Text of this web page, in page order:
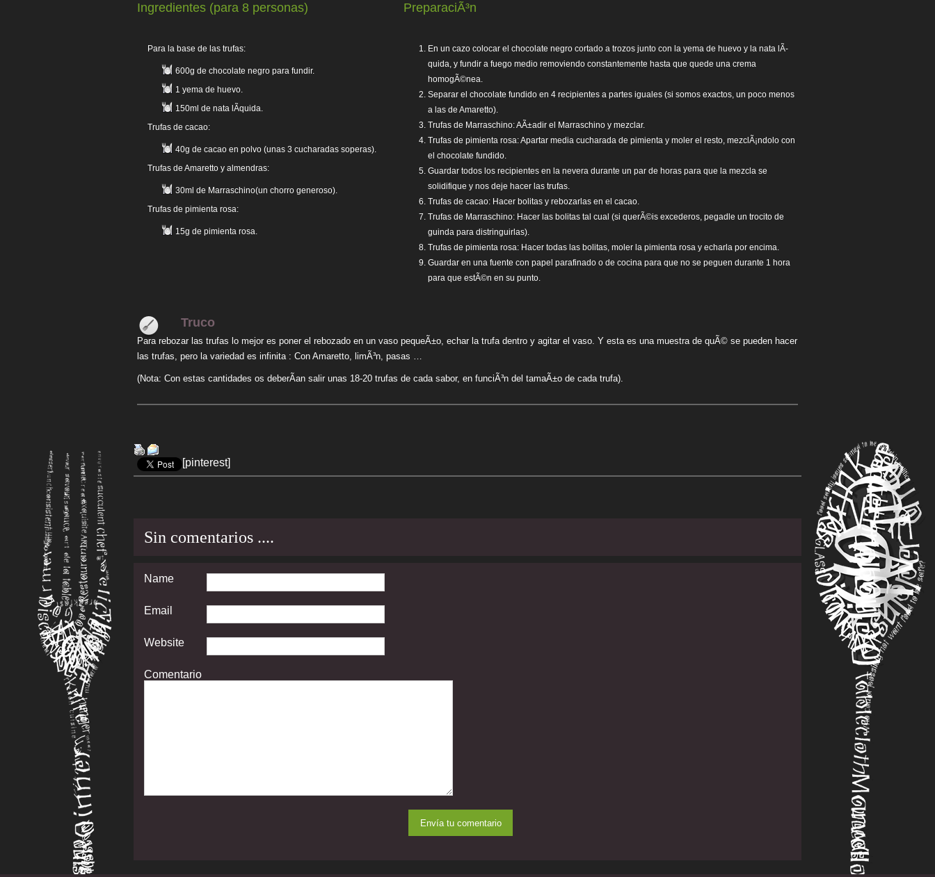
Ingredientes (para 8 personas) PreparaciÃ³n
Para la base de las trufas:
600g de chocolate negro para fundir.
1 yema de huevo.
150ml de nata lÃ­quida.
Trufas de cacao:
40g de cacao en polvo (unas 3 cucharadas soperas).
Trufas de Amaretto y almendras:
30ml de Marraschino(un chorro generoso).
Trufas de pimienta rosa:
15g de pimienta rosa.
En un cazo colocar el chocolate negro cortado a trozos junto con la yema de huevo y la nata lÃ­
quida, y fundir a fuego medio removiendo constantemente hasta que quede una crema
homogÃ©nea.
Separar el chocolate fundido en 4 recipientes a partes iguales (si somos exactos, un poco menos
a las de Amaretto).
Trufas de Marraschino: AÃ±adir el Marraschino y mezclar.
Trufas de pimienta rosa: Apartar media cucharada de pimienta y moler el resto, mezclÃ¡ndolo con
el chocolate fundido.
Guardar todos los recipientes en la nevera durante un par de horas para que la mezcla se
solidifique y nos deje hacer las trufas.
Trufas de cacao: Hacer bolitas y rebozarlas en el cacao.
Trufas de Marraschino: Hacer las bolitas tal cual (si querÃ©is excederos, pegadle un trocito de
guinda para distringuirlas).
Trufas de pimienta rosa: Hacer todas las bolitas, moler la pimienta rosa y echarla por encima.
Guardar en una fuente con papel parafinado o de cocina para que no se peguen durante 1 hora
para que estÃ©n en su punto.
Truco
Para rebozar las trufas lo mejor es poner el rebozado en un vaso pequeÃ±o, echar la trufa dentro y agitar el vaso. Y esta es una muestra de quÃ© se pueden hacer
las trufas, pero la variedad es infinita : Con Amaretto, limÃ³n, pasas …
(Nota: Con estas cantidades os deberÃ­an salir unas 18-20 trufas de cada sabor, en funciÃ³n del tamaÃ±o de cada trufa).
[pinterest]
Sin comentarios ....
Name
Email
Website
Comentario